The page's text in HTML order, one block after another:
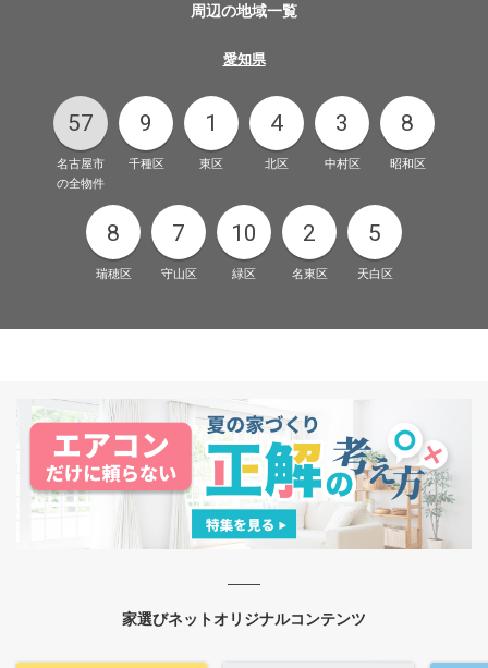
周辺の地域一覧
愛知県
57
名古屋市
の全物件
9
千種区
1
東区
4
北区
3
中村区
8
昭和区
8
瑞穂区
7
守山区
10
緑区
2
名東区
5
天白区
家選びネットオリジナルコンテンツ